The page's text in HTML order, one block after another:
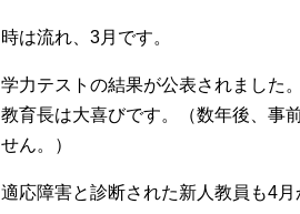
時は流れ、3月です。
学力テストの結果が公表されました
教育長は大喜びです。（数年後、事
せん。）
適応障害と診断された新人教員も4